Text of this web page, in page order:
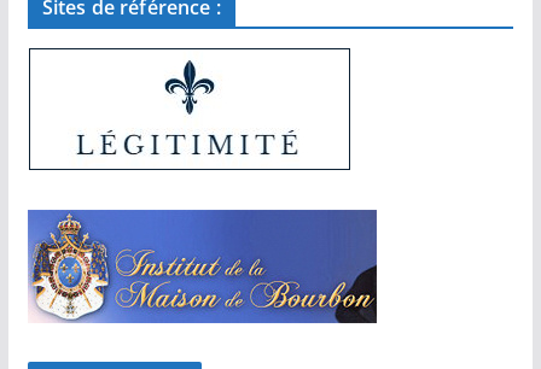
Sites de référence :